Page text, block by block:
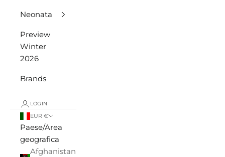
Neonata
Preview
Winter
2026
Brands
LOGIN
EUR €
Paese/Area
geografica
Afghanistan